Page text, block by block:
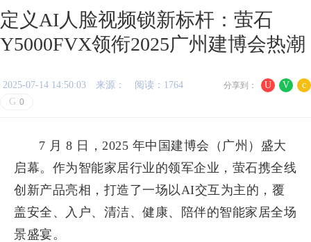
定义AI人脸视频锁新标杆：萤石
Y5000FVX领衔2025广州建博会热潮
U V c
分享到：
2025-07-14 14:50:03 来源：
阅读：1764
G 0
7 月 8 日，2025 年中国建博会（广州）盛大
启幕。作为智能家居行业的领军企业，萤石携全线
创新产品亮相，打造了一场以AI交互为主的，覆
盖安全、入户、清洁、健康、陪伴的智能家居全场
景盛宴。